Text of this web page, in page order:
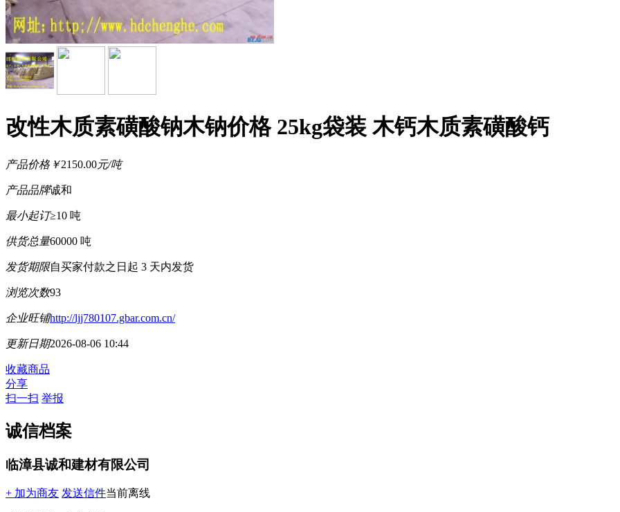
改性木质素磺酸钠木钠价格 25kg袋装 木钙木质素磺酸钙
产品价格￥2150.00元/吨
产品品牌诚和
最小起订≥10 吨
供货总量60000 吨
发货期限自买家付款之日起 3 天内发货
浏览次数93
企业旺铺http://ljj780107.gbar.com.cn/
更新日期2026-08-06 10:44
收藏商品
分享
扫一扫 举报
诚信档案
临漳县诚和建材有限公司
+ 加为商友 发送信件当前离线